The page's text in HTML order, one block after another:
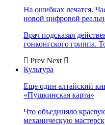
На ошибках лечатся.
новой цифровой
Врач подсказал
гонконгского гриппа.
Prev Next
Культура
Еще один алтайский
«Пушкинская карта»
Что объединяло
механическую